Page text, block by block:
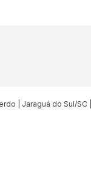
| Jaraguá do Sul/